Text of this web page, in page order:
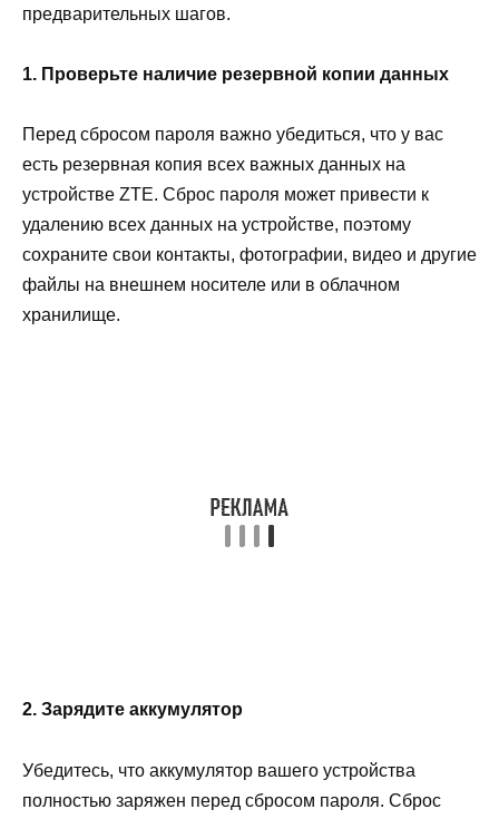
предварительных шагов.
1. Проверьте наличие резервной копии данных
Перед сбросом пароля важно убедиться, что у вас
есть резервная копия всех важных данных на
устройстве ZTE. Сброс пароля может привести к
удалению всех данных на устройстве, поэтому
сохраните свои контакты, фотографии, видео и другие
файлы на внешнем носителе или в облачном
хранилище.
2. Зарядите аккумулятор
Убедитесь, что аккумулятор вашего устройства
полностью заряжен перед сбросом пароля. Сброс